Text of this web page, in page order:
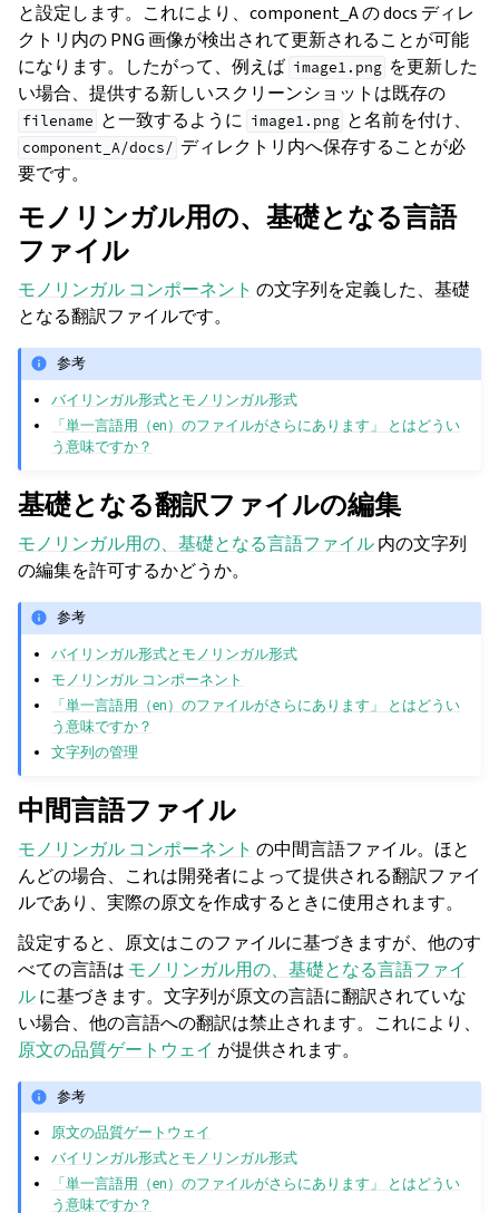
と設定します。これにより、component_A の docs ディレ
クトリ内の PNG 画像が検出されて更新されることが可能
になります。したがって、例えば image1.png を更新した
い場合、提供する新しいスクリーンショットは既存の
filename と一致するように image1.png と名前を付け、
component_A/docs/ ディレクトリ内へ保存することが必
要です。
モノリンガル用の、基礎となる言語
ファイル
モノリンガル コンポーネント の文字列を定義した、基礎
となる翻訳ファイルです。
参考
バイリンガル形式とモノリンガル形式
「単一言語用（en）のファイルがさらにあります」 とはどうい
う意味ですか？
基礎となる翻訳ファイルの編集
モノリンガル用の、基礎となる言語ファイル内の文字列
の編集を許可するかどうか。
参考
バイリンガル形式とモノリンガル形式
モノリンガル コンポーネント
「単一言語用（en）のファイルがさらにあります」 とはどうい
う意味ですか？
文字列の管理
中間言語ファイル
モノリンガル コンポーネント の中間言語ファイル。ほと
んどの場合、これは開発者によって提供される翻訳ファイ
ルであり、実際の原文を作成するときに使用されます。
設定すると、原文はこのファイルに基づきますが、他のす
べての言語は モノリンガル用の、基礎となる言語ファイ
ルに基づきます。文字列が原文の言語に翻訳されていな
い場合、他の言語への翻訳は禁止されます。これにより、
原文の品質ゲートウェイ が提供されます。
参考
原文の品質ゲートウェイ
バイリンガル形式とモノリンガル形式
「単一言語用（en）のファイルがさらにあります」 とはどうい
う意味ですか？